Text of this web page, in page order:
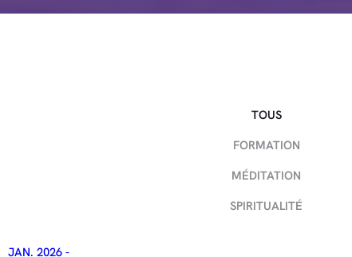
TOUS
FORMATION
MÉDITATION
SPIRITUALITÉ
JAN. 2026 -